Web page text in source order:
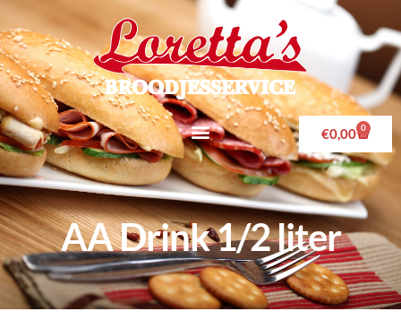
€0,00 0
AA Drink 1/2 liter